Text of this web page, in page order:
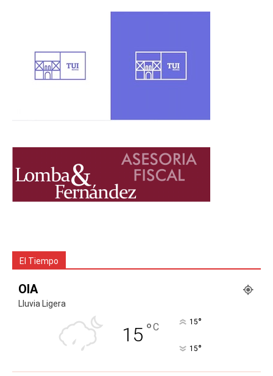
El Tiempo
OIA
Lluvia Ligera
15 °C 15°
15°